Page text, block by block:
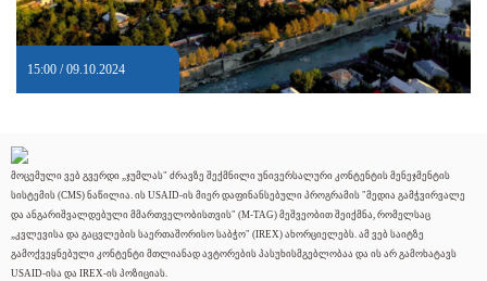
15:00 / 09.10.2024
მოცემული ვებ გვერდი „ჯუმლას" ძრავზე შექმნილი უნივერსალური კონტენტის მენეჯმენტის
სისტემის (CMS) ნაწილია. ის USAID-ის მიერ დაფინანსებული პროგრამის "მედია გამჭვირვალე
და ანგარიშვალდებული მმართველობისთვის" (M-TAG) მეშვეობით შეიქმნა, რომელსაც
„კვლევისა და გაცვლების საერთაშორისო საბჭო" (IREX) ახორციელებს. ამ ვებ საიტზე
გამოქვეყნებული კონტენტი მთლიანად ავტორების პასუხისმგებლობაა და ის არ გამოხატავს
USAID-ისა და IREX-ის პოზიციას.